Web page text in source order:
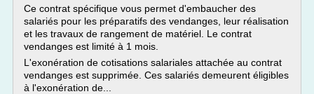
Ce contrat spécifique vous permet d'embaucher des
salariés pour les préparatifs des vendanges, leur réalisation
et les travaux de rangement de matériel. Le contrat
vendanges est limité à 1 mois.
L'exonération de cotisations salariales attachée au contrat
vendanges est supprimée. Ces salariés demeurent éligibles
à l'exonération de...